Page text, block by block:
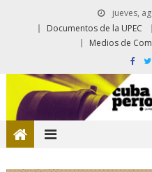
jueves,
Documentos de la UPEC
Medios de